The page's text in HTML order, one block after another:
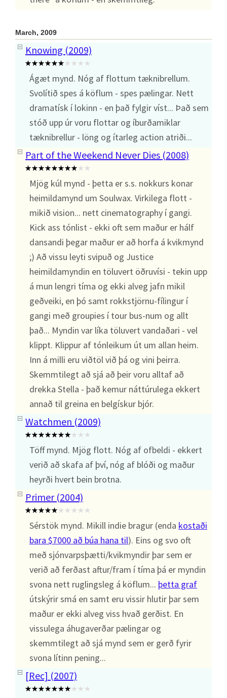
March, 2009
Knowing (2009)
Ágæt mynd. Nóg af flottum tæknibrellum.
Svolítið spes á köflum - spes pælingar. Nett
dramatísk í lokinn - en það fylgir víst... Það sem
stóð upp úr voru flottar og íburðamiklar
tæknibrellur - löng og ítarleg action atriði...
Part of the Weekend Never Dies (2008)
Mjög kúl mynd - þetta er s.s. nokkurs konar
heimildamynd um Soulwax. Virkilega flott -
mikið vision... nett cinematography í gangi.
Kick ass tónlist - ekki oft sem maður er hálf
dansandi þegar maður er að horfa á kvikmynd
;) Að vissu leyti svipuð og Justice
heimildamyndin en töluvert öðruvísi - tekin upp
á mun lengri tíma og ekki alveg jafn mikil
geðveiki, en þó samt rokkstjörnu-fílingur í
gangi með groupies í tour bus-num og allt
það... Myndin var líka töluvert vandaðari - vel
klippt. Klippur af tónleikum út um allan heim.
Inn á milli eru viðtöl við þá og vini þeirra.
Skemmtilegt að sjá að þeir voru alltaf að
drekka Stella - það kemur náttúrulega ekkert
annað til greina en belgískur bjór.
Watchmen (2009)
Töff mynd. Mjög flott. Nóg af ofbeldi - ekkert
verið að skafa af því, nóg af blóði og maður
heyrði hvert bein brotna.
Primer (2004)
Sérstök mynd. Mikill indie bragur (enda kostaði
bara $7000 að búa hana til). Eins og svo oft
með sjónvarpsþætti/kvikmyndir þar sem er
verið að ferðast aftur/fram í tíma þá er myndin
svona nett ruglingsleg á köflum... þetta graf
útskýrir smá en samt eru vissir hlutir þar sem
maður er ekki alveg viss hvað gerðist. En
vissulega áhugaverðar pælingar og
skemmtilegt að sjá mynd sem er gerð fyrir
svona lítinn pening...
[Rec] (2007)